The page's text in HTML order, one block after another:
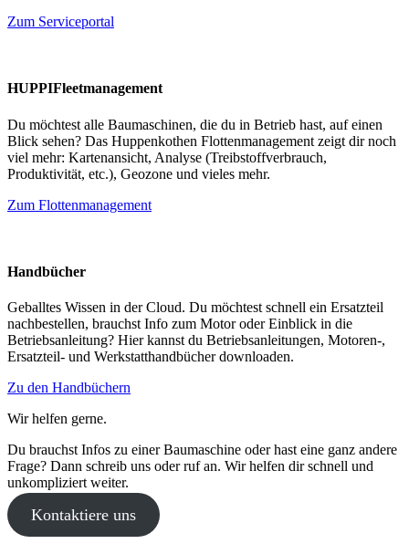
Zum Serviceportal
HUPPIFleetmanagement
Du möchtest alle Baumaschinen, die du in Betrieb hast, auf einen
Blick sehen? Das Huppenkothen Flottenmanagement zeigt dir noch
viel mehr: Kartenansicht, Analyse (Treibstoffverbrauch,
Produktivität, etc.), Geozone und vieles mehr.
Zum Flottenmanagement
Handbücher
Geballtes Wissen in der Cloud. Du möchtest schnell ein Ersatzteil
nachbestellen, brauchst Info zum Motor oder Einblick in die
Betriebsanleitung? Hier kannst du Betriebsanleitungen, Motoren-,
Ersatzteil- und Werkstatthandbücher downloaden.
Zu den Handbüchern
Wir helfen gerne.
Du brauchst Infos zu einer Baumaschine oder hast eine ganz andere
Frage? Dann schreib uns oder ruf an. Wir helfen dir schnell und
unkompliziert weiter.
Kontaktiere uns